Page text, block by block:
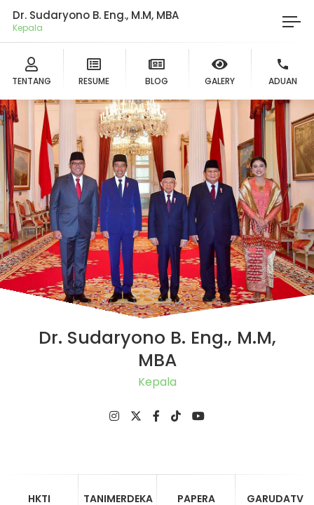
Dr. Sudaryono B. Eng., M.M, MBA
Ketu
TENTANG RESUME BLOG GALERY ADUAN
Dr. Sudaryono B. Eng., M.M,
MBA
Ketu
HKTI TANIMERDEKA PAPERA GARUDATV